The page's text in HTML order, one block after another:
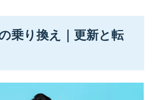
乗り換え｜更新と転